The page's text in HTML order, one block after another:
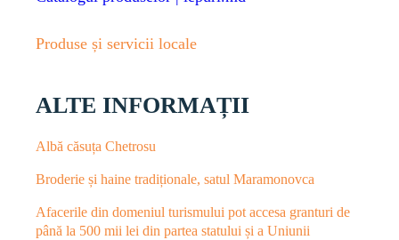
Produse și servicii locale
ALTE INFORMAȚII
Albă căsuța Chetrosu
Broderie și haine tradiționale, satul Maramonovca
Afacerile din domeniul turismului pot accesa granturi de
până la 500 mii lei din partea statului și a Uniunii